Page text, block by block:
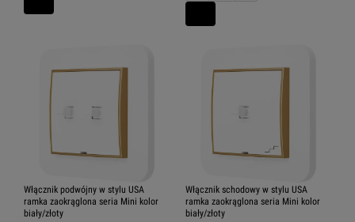
Włącznik podwójny w stylu USA
ramka zaokrąglona seria Mini kolor
biały/złoty
Włącznik schodowy w stylu USA
ramka zaokrąglona seria Mini kolor
biały/złoty